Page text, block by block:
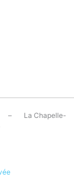
– La Chapelle-